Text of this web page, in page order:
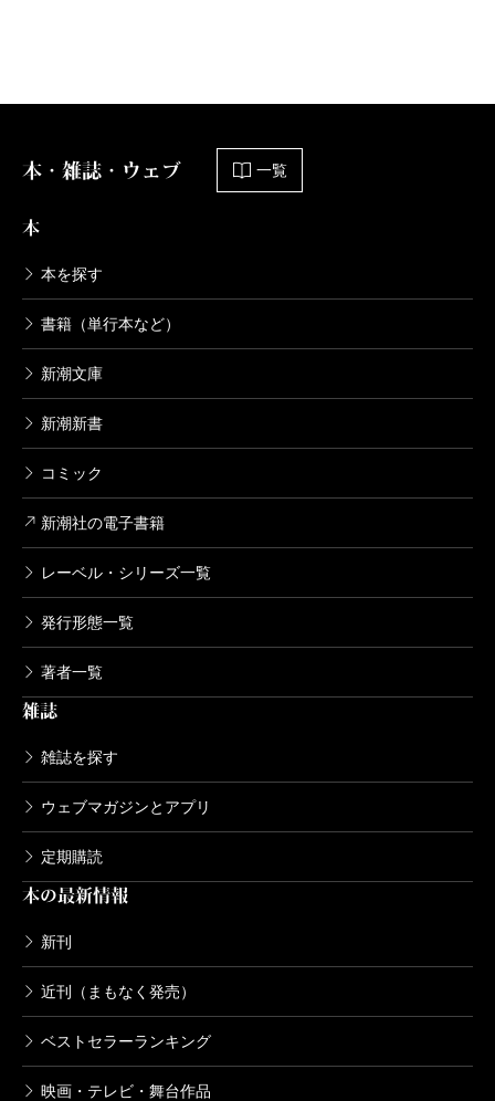
本・雑誌・ウェブ 一覧
本
本を探す
書籍（単行本など）
新潮文庫
新潮新書
コミック
新潮社の電子書籍
レーベル・シリーズ一覧
発行形態一覧
著者一覧
雑誌
雑誌を探す
ウェブマガジンとアプリ
定期購読
本の最新情報
新刊
近刊（まもなく発売）
ベストセラーランキング
映画・テレビ・舞台作品